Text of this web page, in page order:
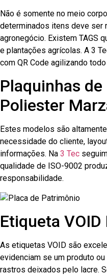
Não é somente no meio
determinados itens deve ser
agronegócio. Existem TAGS
e plantações agrícolas. A 3
com QR Code agilizando
Plaquinhas
Poliester
Estes modelos são
necessidade do cliente,
informações. Na 3 Tec
qualidade de ISO-9002
responsabilidade.
Etiqueta
As etiquetas VOID são
evidenciam se um produto
rastros deixados pelo lacre.